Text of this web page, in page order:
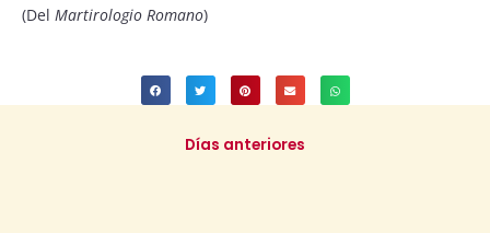
(Del Martirologio Romano)
Días anteriores